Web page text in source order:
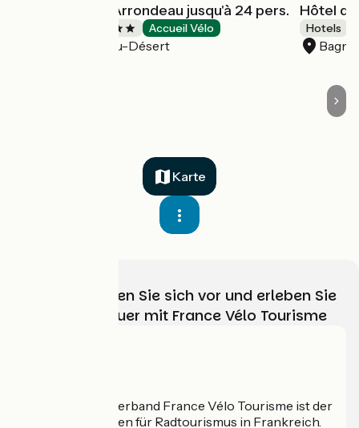
Gîte Le Moulin Arrondeau jusqu'à 24 pers.
Accueil Vélo
Saint-Calais-du-Désert
Hôtel
Hotels
Karte
Wählen, bereiten Sie sich vor und erleben Sie
Ihr Radabenteuer mit France Vélo Tourisme
Der nationale Verband France Vélo Tourisme ist der
offizielle Leitfaden für Radtourismus in Frankreich.